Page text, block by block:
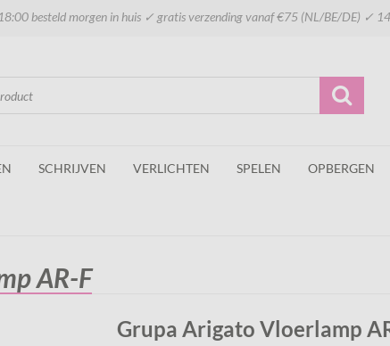
besteld morgen in huis ✓ gratis verzending vanaf €75 (NL/BE/DE) ✓
SCHRIJVEN VERLICHTEN SPELEN OPBERGEN
AR-F
Grupa Arigato Vloerlamp